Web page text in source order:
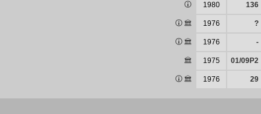
1980 136
1976 ?
1976 -
1975 01/09P2
1976 29